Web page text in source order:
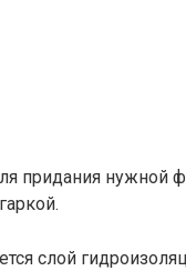
придания нужной
слой